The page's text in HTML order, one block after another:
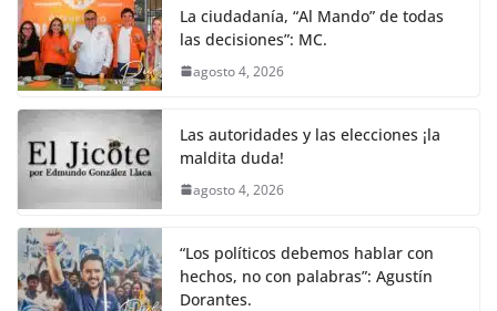
La ciudadanía, “Al Mando” de todas
las decisiones”: MC.
agosto 4, 2026
Las autoridades y las elecciones ¡la
maldita duda!
agosto 4, 2026
“Los políticos debemos hablar con
hechos, no con palabras”: Agustín
Dorantes.